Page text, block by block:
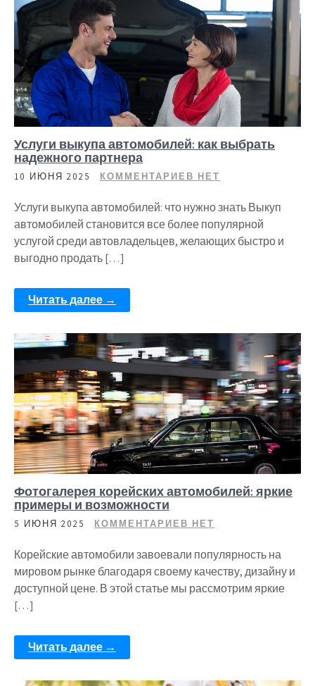
Услуги выкупа автомобилей: как выбрать
надежного партнера
10 ИЮНЯ 2025 КОММЕНТАРИЕВ НЕТ
Услуги выкупа автомобилей: что нужно знать Выкуп
автомобилей становится все более популярной
услугой среди автовладельцев, желающих быстро и
выгодно продать […]
Читать далее →
Фотогалерея корейских автомобилей: яркие
примеры и возможности
5 ИЮНЯ 2025 КОММЕНТАРИЕВ НЕТ
Корейские автомобили завоевали популярность на
мировом рынке благодаря своему качеству, дизайну и
доступной цене. В этой статье мы рассмотрим яркие
[…]
Читать далее →